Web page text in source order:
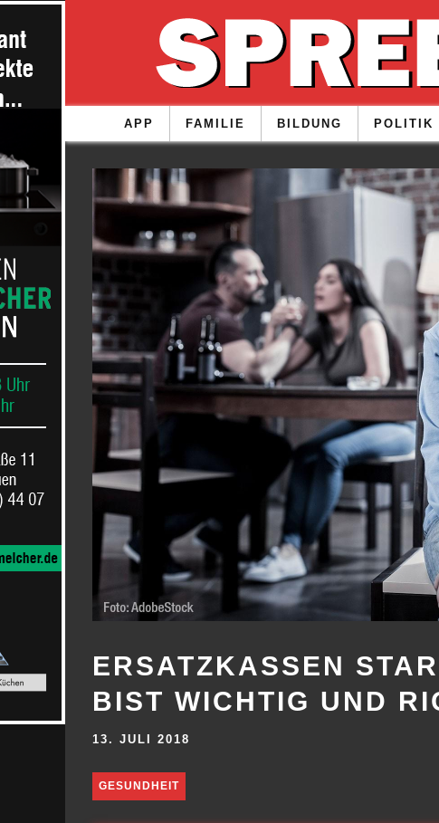
APP FAMILIE BILDUNG POLITIK
ERSATZKASSEN
BIST WICHTIG UND
13. JULI 2018
GESUNDHEIT